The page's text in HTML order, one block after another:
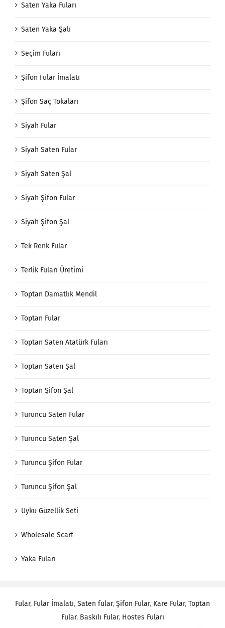
Saten Yaka Fuları
Saten Yaka Şalı
Seçim Fuları
Şifon Fular İmalatı
Şifon Saç Tokaları
Siyah Fular
Siyah Saten Fular
Siyah Saten Şal
Siyah Şifon Fular
Siyah Şifon Şal
Tek Renk Fular
Terlik Fuları Üretimi
Toptan Damatlık Mendil
Toptan Fular
Toptan Saten Atatürk Fuları
Toptan Saten Şal
Toptan Şifon Şal
Turuncu Saten Fular
Turuncu Saten Şal
Turuncu Şifon Fular
Turuncu Şifon Şal
Uyku Güzellik Seti
Wholesale Scarf
Yaka Fuları
Fular, Fular İmalatı, Saten fular, Şifon Fular, Kare Fular, Toptan
Fular, Baskılı Fular, Hostes Fuları